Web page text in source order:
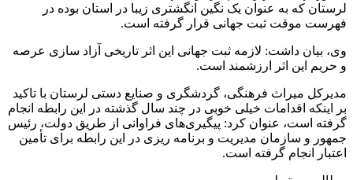
لرستان که به عنوان یک نگین انگشتری زیبا در استان بوده در
فهرست موقت ثبت جهانی قرار گرفته است.
وی، بیان داشت: لازمه ثبت جهانی این اثر تاریخی آزاد سازی عرصه
و حریم این اثر ارزشمند است.
مدیرکل میراث فرهنگی، گردشگری و صنایع دستی لرستان با تاکید
بر اینکه اقدامات خیلی خوبی در چند سال گذشته در این رابطه انجام
گرفته است، عنوان کرد: پیگیری‌های فراوانی از طریق دولت، رئیس
جمهور و سازمان مدیریت و برنامه ریزی در این رابطه برای تأمین
اعتبار انجام گرفته است.